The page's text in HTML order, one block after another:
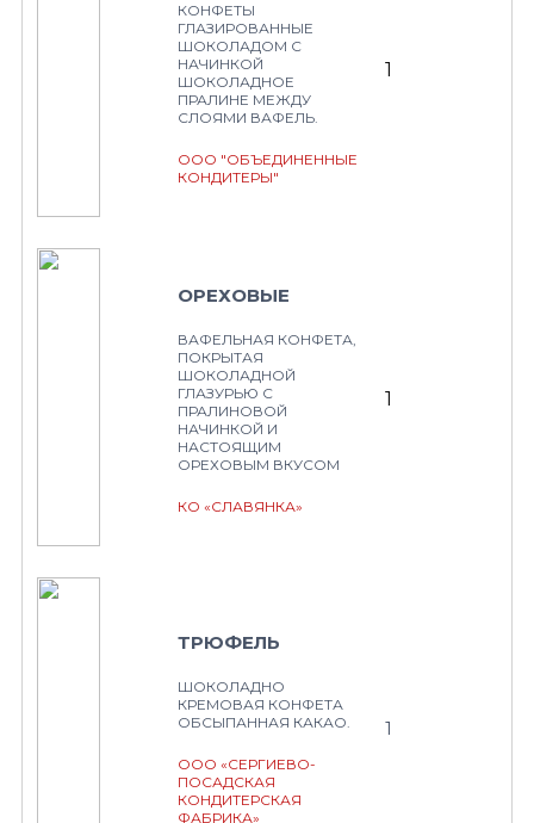
КОНФЕТЫ
ГЛАЗИРОВАННЫЕ
ШОКОЛАДОМ С
НАЧИНКОЙ
ШОКОЛАДНОЕ
ПРАЛИНЕ МЕЖДУ
СЛОЯМИ ВАФЕЛЬ.
ООО "ОБЪЕДИНЕННЫЕ
КОНДИТЕРЫ"
1
ОРЕХОВЫЕ
ВАФЕЛЬНАЯ КОНФЕТА,
ПОКРЫТАЯ
ШОКОЛАДНОЙ
ГЛАЗУРЬЮ С
ПРАЛИНОВОЙ
НАЧИНКОЙ И
НАСТОЯЩИМ
ОРЕХОВЫМ ВКУСОМ
КО «СЛАВЯНКА»
1
ТРЮФЕЛЬ
ШОКОЛАДНО
КРЕМОВАЯ КОНФЕТА
ОБСЫПАННАЯ КАКАО.
ООО «СЕРГИЕВО-
ПОСАДСКАЯ
КОНДИТЕРСКАЯ
ФАБРИКА»
1